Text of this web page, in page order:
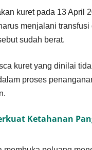
kuret pada 13 April
menjalani transfusi
sudah berat.
kuret yang dinilai
proses
Ketahanan